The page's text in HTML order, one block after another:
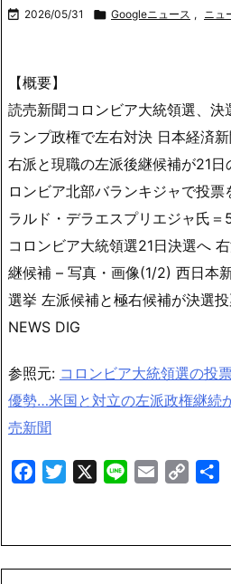
 2026/05/31  Googleニュース , ニュ
【概要】
読売新聞コロンビア大統領選、決
ランプ政権で左右対決 日本経済新
右派と現職の左派後継候補が21
ロンビア北部バランキジャで投
ラルド・デラエスプリエジャ氏
コロンビア大統領選21日決選へ
継候補 – 写真・画像(1/2) 西日本
選挙 左派候補と極右候補が決選
NEWS DIG
参照元: コロンビア大統領選の投
優勢…米国と対立の左派政権継続
売新聞
FacebookTwitter Line Email
Copy